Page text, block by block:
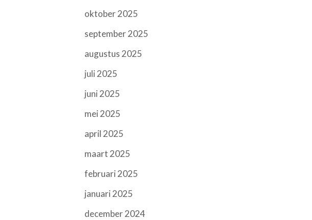
oktober 2025
september 2025
augustus 2025
juli 2025
juni 2025
mei 2025
april 2025
maart 2025
februari 2025
januari 2025
december 2024